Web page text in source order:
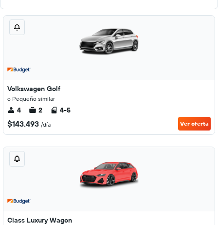
Volkswagen Golf
o Pequeño similar
4 2 4-5
$143.493 /día Ver oferta
Class Luxury Wagon